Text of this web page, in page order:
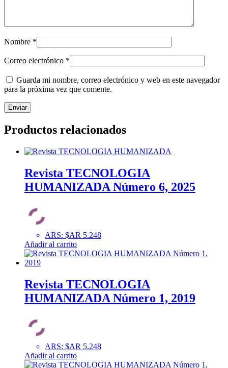
Nombre *
Correo electrónico *
Guarda mi nombre, correo electrónico y web en este navegador
para la próxima vez que comente.
Productos relacionados
Revista TECNOLOGIA
HUMANIZADA Número 6, 2025
ARS: $AR 5.248
Añadir al carrito
Revista TECNOLOGIA
HUMANIZADA Número 1, 2019
ARS: $AR 5.248
Añadir al carrito